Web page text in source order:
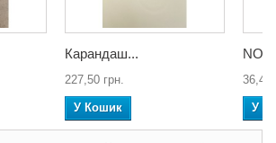
Карандаш...
227,50 грн.
У Кошик
NO
36,40
У